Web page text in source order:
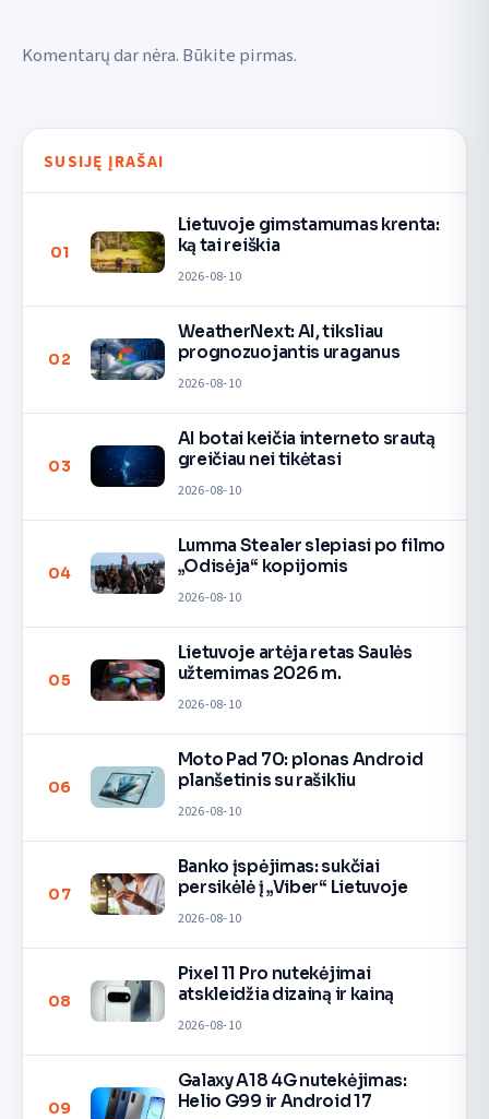
Komentarų dar nėra. Būkite pirmas.
SUSIJĘ ĮRAŠAI
01
Lietuvoje gimstamumas krenta:
ką tai reiškia
2026-08-10
02
WeatherNext: AI, tiksliau
prognozuojantis uraganus
2026-08-10
03
AI botai keičia interneto srautą
greičiau nei tikėtasi
2026-08-10
04
Lumma Stealer slepiasi po filmo
„Odisėja“ kopijomis
2026-08-10
05
Lietuvoje artėja retas Saulės
užtemimas 2026 m.
2026-08-10
06
Moto Pad 70: plonas Android
planšetinis su rašikliu
2026-08-10
07
Banko įspėjimas: sukčiai
persikėlė į „Viber“ Lietuvoje
2026-08-10
08
Pixel 11 Pro nutekėjimai
atskleidžia dizainą ir kainą
2026-08-10
09
Galaxy A18 4G nutekėjimas:
Helio G99 ir Android 17